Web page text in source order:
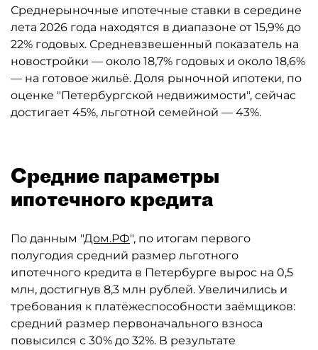
Среднерыночные ипотечные ставки в середине
лета 2026 года находятся в диапазоне от 15,9% до
22% годовых. Средневзвешенный показатель на
новостройки — около 18,7% годовых и около 18,6%
— на готовое жильё. Доля рыночной ипотеки, по
оценке "Петербургской недвижимости", сейчас
достигает 45%, льготной семейной — 43%.
Средние параметры
ипотечного кредита
По данным "Дом.РФ", по итогам первого
полугодия средний размер льготного
ипотечного кредита в Петербурге вырос на 0,5
млн, достигнув 8,3 млн рублей. Увеличились и
требования к платёжеспособности заёмщиков:
средний размер первоначального взноса
повысился с 30% до 32%. В результате